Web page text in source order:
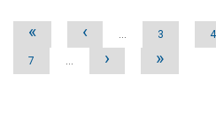
Pages
« ‹ … 3 4
7 … › »